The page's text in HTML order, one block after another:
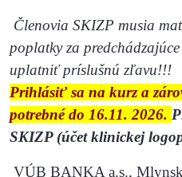
Členovia SKIZP musia
poplatky za
uplatniť príslušnú zľavu!!!
Prihlásiť sa na kurz a
potrebné do 16.11. 2026.
SKIZP (účet klinickej
VÚB BANKA a.s.,